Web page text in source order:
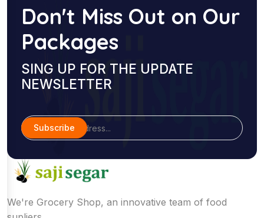
Don't Miss Out on Our
Packages
SING UP FOR THE UPDATE
NEWSLETTER
Subscribe
We're Grocery Shop, an innovative team of food